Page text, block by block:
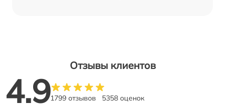
Отзывы клиентов
4.91799 отзывов 5358 оценок